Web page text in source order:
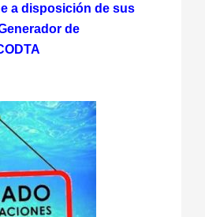
a disposición de sus
de